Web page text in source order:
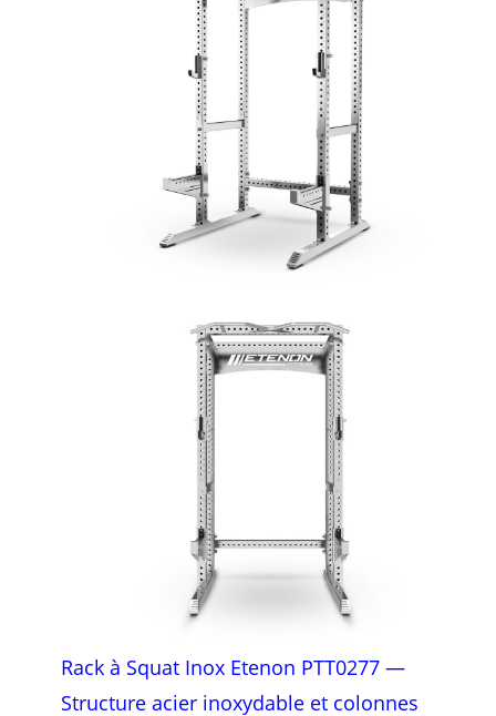
Rack à Squat Inox Etenon PTT0277 —
Structure acier inoxydable et colonnes